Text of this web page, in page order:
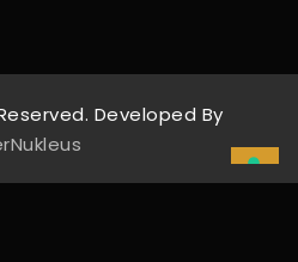
Developed By